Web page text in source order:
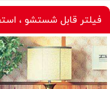
فیلتر قابل شستشو ،